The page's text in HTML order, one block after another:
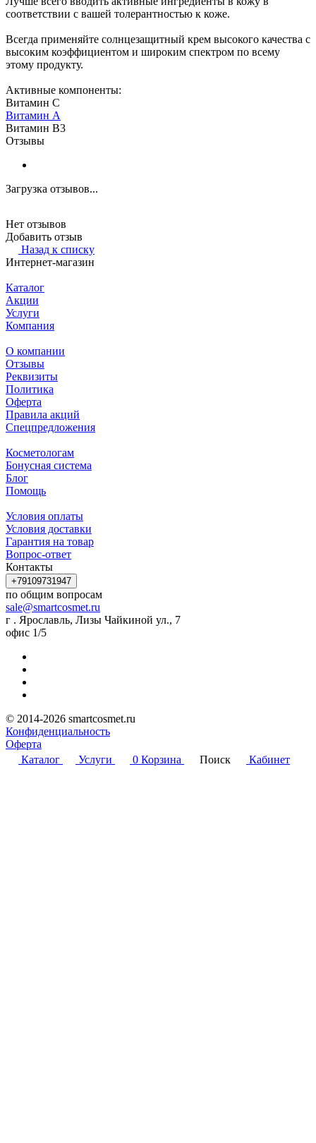
соответствии с вашей толерантностью к коже.
Всегда применяйте солнцезащитный крем высокого качества с
высоким коэффициентом и широким спектром по всему
этому продукту.
Активные компоненты:
Витамин С
Витамин А
Витамин B3
Отзывы
Загрузка отзывов...
Нет отзывов
Добавить отзыв
Назад к списку
Интернет-магазин
Каталог
Акции
Услуги
Компания
О компании
Отзывы
Реквизиты
Политика
Оферта
Правила акций
Спецпредложения
Косметологам
Бонусная система
Блог
Помощь
Условия оплаты
Условия доставки
Гарантия на товар
Вопрос-ответ
Контакты
+79109731947
по общим вопросам
sale@smartcosmet.ru
г . Ярославль, Лизы Чайкиной ул., 7
офис 1/5
© 2014-2026 smartcosmet.ru
Конфиденциальность
Оферта
Каталог
Услуги 0 Корзина Поиск Кабинет